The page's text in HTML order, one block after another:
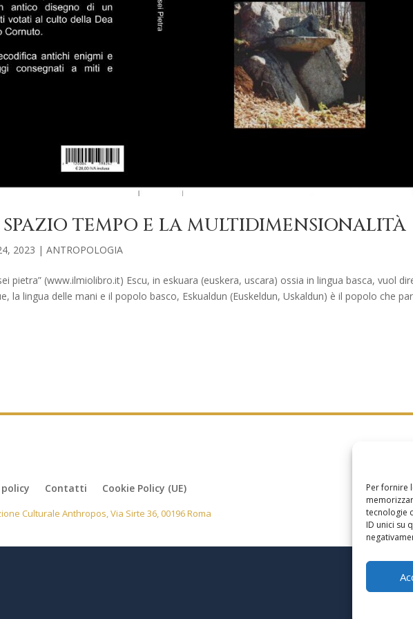
Per fornire
tecnologie
ID unici su
TEMPO E LA MULTIDIMENSIONALITÀ
2023 |ANTROPOLOGIA
pietra” (www.ilmiolibro.it) Escu, in eskuara (euskera, uscara) ossia in lingua basca, vuol
la lingua delle mani e il popolo basco, Eskualdun (Euskeldun, Uskaldun) è il popolo che
Contatti Cookie Policy (UE)
Culturale Anthropos, Via Sirte 36, 00196 Roma